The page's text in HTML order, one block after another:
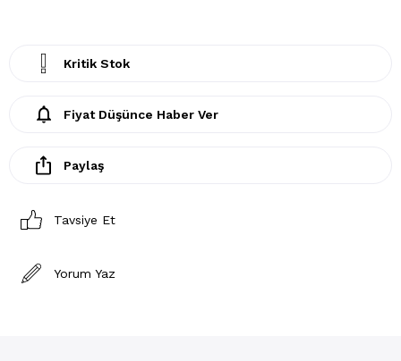
Kritik Stok
Fiyat Düşünce Haber Ver
Paylaş
Tavsiye Et
Yorum Yaz